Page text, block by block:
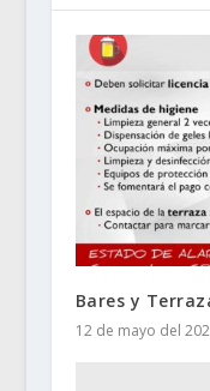
Bares y
12 de mayo del